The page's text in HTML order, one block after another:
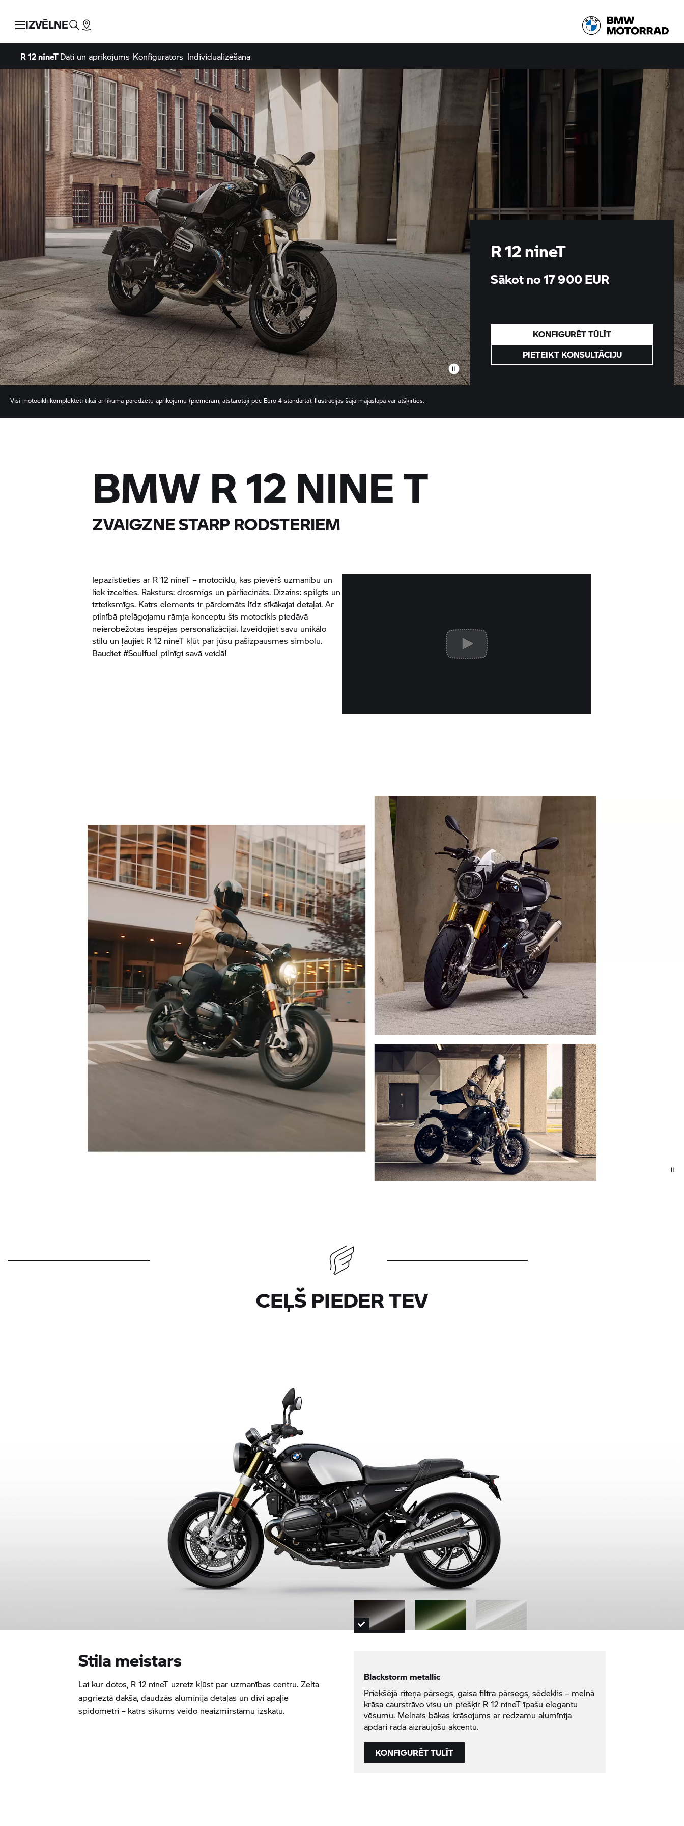
IZVĒLNE
R 12 nineTDati un aprīkojums Konfigurators Individualizēšana
R 12 nineT
Sākot no 17 900EUR
KONFIGURĒT TŪLĪT
PIETEIKT KONSULTĀCIJU
Visi motocikli komplektēti tikai ar likumā paredzētu aprīkojumu (piemēram, atstarotāji pēc Euro 4 standarta). Ilustrācijas šajā mājaslapā var atšķirties.
BMW R 12 NINE T
ZVAIGZNE STARP RODSTERIEM
Iepazīstieties ar R 12 nineT – motociklu, kas pievērš uzmanību un
liek izcelties. Raksturs: drosmīgs un pārliecināts. Dizains: spilgts un
izteiksmīgs. Katrs elements ir pārdomāts līdz sīkākajai detaļai. Ar
pilnībā pielāgojamu rāmja konceptu šis motocikls piedāvā
neierobežotas iespējas personalizācijai. Izveidojiet savu unikālo
stilu un ļaujiet R 12 nineT kļūt par jūsu pašizpausmes simbolu.
Baudiet #Soulfuel pilnīgi savā veidā!
CEĻŠ PIEDER TEV
Stila meistars
Lai kur dotos, R 12 nineT uzreiz kļūst par uzmanības centru. Zelta
apgrieztā dakša, daudzās alumīnija detaļas un divi apaļie
spidometri – katrs sīkums veido neaizmirstamu izskatu.
Blackstorm metallic
Priekšējā riteņa pārsegs, gaisa filtra pārsegs, sēdeklis – melnā
krāsa caurstrāvo visu un piešķir R 12 nineT īpašu elegantu
vēsumu. Melnais bākas krāsojums ar redzamu alumīnija
apdari rada aizraujošu akcentu.
KONFIGURĒT TULĪT